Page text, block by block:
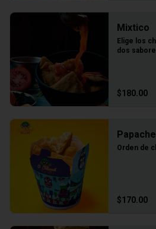
Mixtico
Elige los
dos
$180.00
Papache
Orden de
$170.00